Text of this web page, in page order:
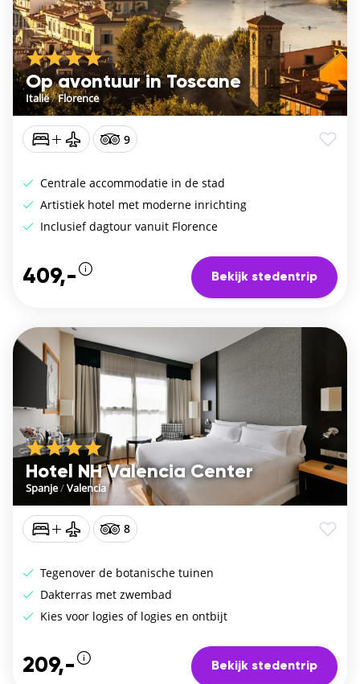
Op avontuur in Toscane
Italië/Florence
9
Centrale accommodatie in de stad
Artistiek hotel met moderne inrichting
Inclusief dagtour vanuit Florence
409,- Bekijk stedentrip
Hotel NH Valencia Center
Spanje/Valencia
8
Tegenover de botanische tuinen
Dakterras met zwembad
Kies voor logies of logies en ontbijt
209,- Bekijk stedentrip